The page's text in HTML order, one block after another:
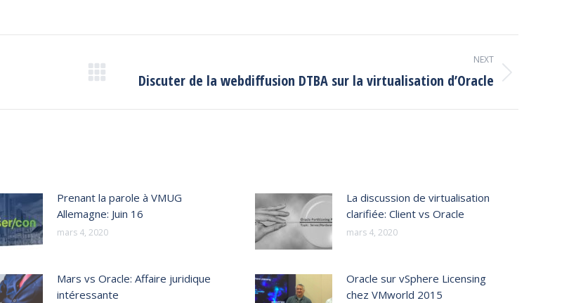
NEXT
Next
Discuter de la webdiffusion DTBA sur la virtualisation d’Oracle
Prenant la parole à VMUG
Allemagne: Juin 16
mars 4, 2020
La discussion de virtualisation
clarifiée: Client vs Oracle
mars 4, 2020
Mars vs Oracle: Affaire juridique
intéressante
Oracle sur vSphere Licensing
chez VMworld 2015